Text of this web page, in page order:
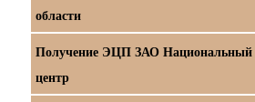
области
Получение ЭЦП ЗАО Национальный
центр